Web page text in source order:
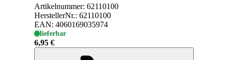
Artikelnummer: 62110100
HerstellerNr.: 62110100
EAN: 4060169035974
lieferbar
6,95 €